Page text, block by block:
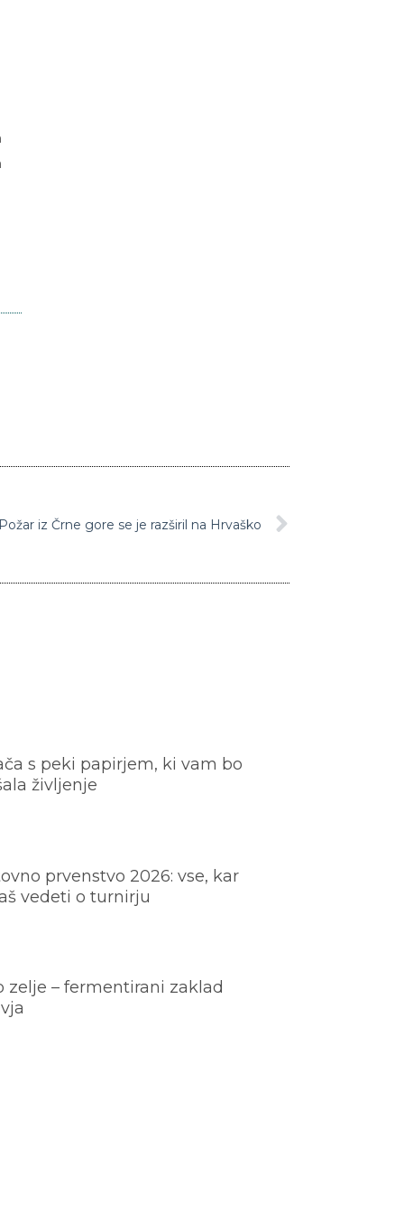
Požar iz Črne gore se je razširil na Hrvaško
s peki papirjem, ki vam bo
življenje
prvenstvo 2026: vse, kar
vedeti o turnirju
zelje – fermentirani zaklad